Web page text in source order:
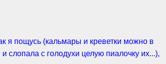
я пощусь (кальмары и креветки можно в
слопала с голодухи целую пиалочку их...),